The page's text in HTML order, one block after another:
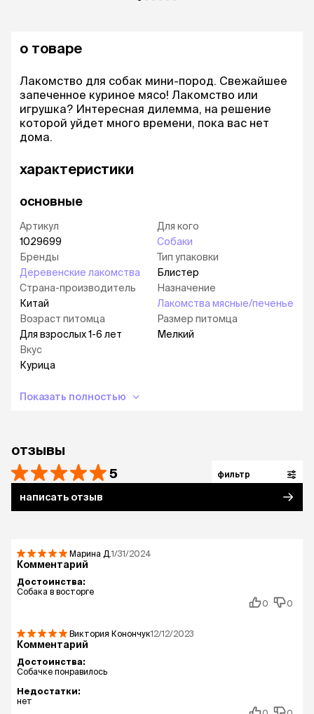
о товаре
Лакомство для собак мини-пород. Свежайшее
запеченное куриное мясо! Лакомство или
игрушка? Интересная дилемма, на решение
которой уйдет много времени, пока вас нет
дома.
характеристики
основные
Артикул
1029699
Бренды
Деревенские лакомства
Страна-производитель
Китай
Возраст питомца
Для взрослых 1-6 лет
Вкус
Курица
Для кого
Собаки
Тип упаковки
Блистер
Назначение
Лакомства мясные/печенье
Размер питомца
Мелкий
Показать полностью
отзывы
5 фильтр
написать отзыв
Марина Д.1/31/2024
Комментарий
Достоинства:
Собака в восторге
0
0
Виктория Конончук12/12/2023
Комментарий
Достоинства:
Собачке понравилось
Недостатки:
нет